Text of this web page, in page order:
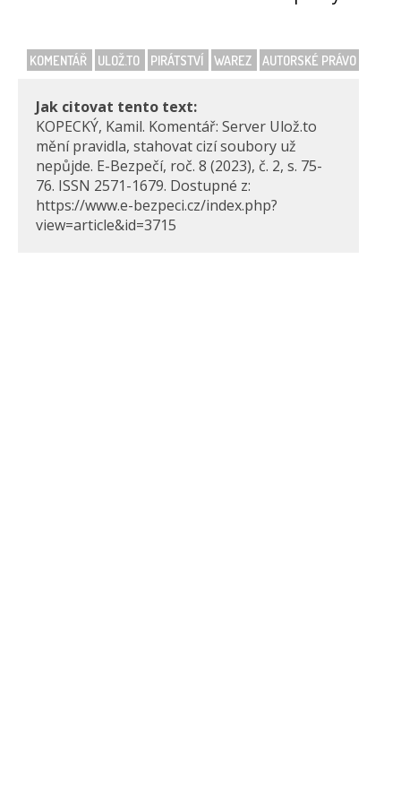
KOMENTÁŘ ULOŽ.TO PIRÁTSTVÍ WAREZ AUTORSKÉ PRÁVO
Jak citovat tento text:
KOPECKÝ, Kamil. Komentář: Server Ulož.to
mění pravidla, stahovat cizí soubory už
nepůjde. E-Bezpečí, roč. 8 (2023), č. 2, s. 75-
76. ISSN 2571-1679. Dostupné z:
https://www.e-bezpeci.cz/index.php?
view=article&id=3715